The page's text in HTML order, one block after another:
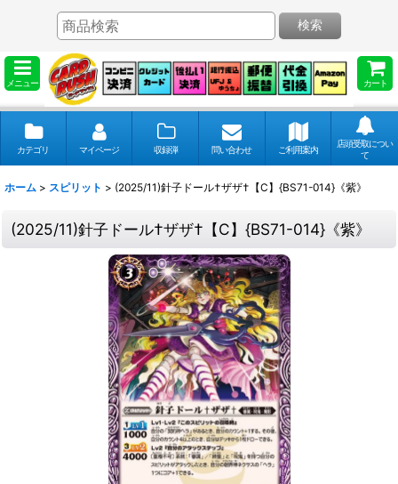
メニュー カート
検索
カテゴリ マイページ 収録弾 問い合わせ ご利用案内
店頭受取につい
て
ホーム > スピリット > (2025/11)針子ドール†ザザ†【C】{BS71-014}《紫》
(2025/11)針子ドール†ザザ†【C】{BS71-014}《紫》